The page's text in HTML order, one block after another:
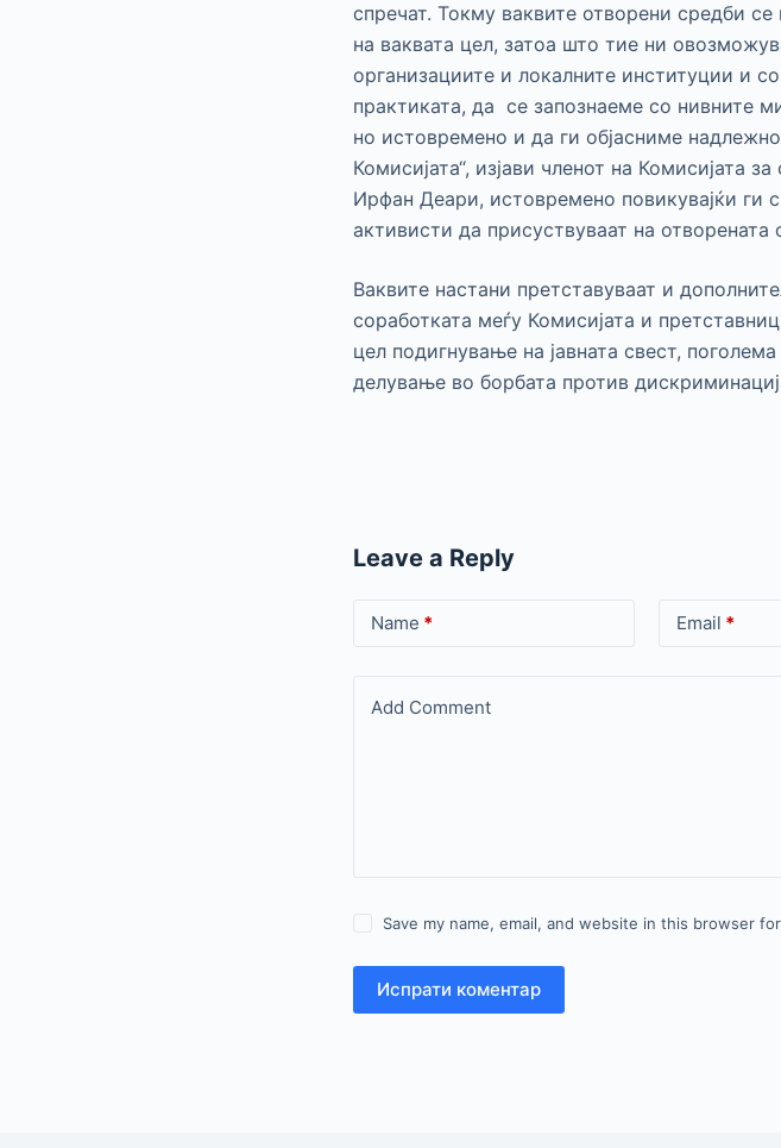
спречат. Токму ваквите отворени средби
на ваквата цел, затоа што тие ни
организациите и локалните институции и
практиката, да се запознаеме со нивните
но истовремено и да ги објасниме
Комисијата“, изјави членот на Комисијата
Ирфан Деари, истовремено повикувајќи ги
активисти да присуствуваат на
Ваквите настани претставуваат и
соработката меѓу Комисијата и
цел подигнување на јавната свест,
делување во борбата против
Leave a Reply
Name * Email *
Add Comment
Save my name, email, and website in this browser
Испрати коментар